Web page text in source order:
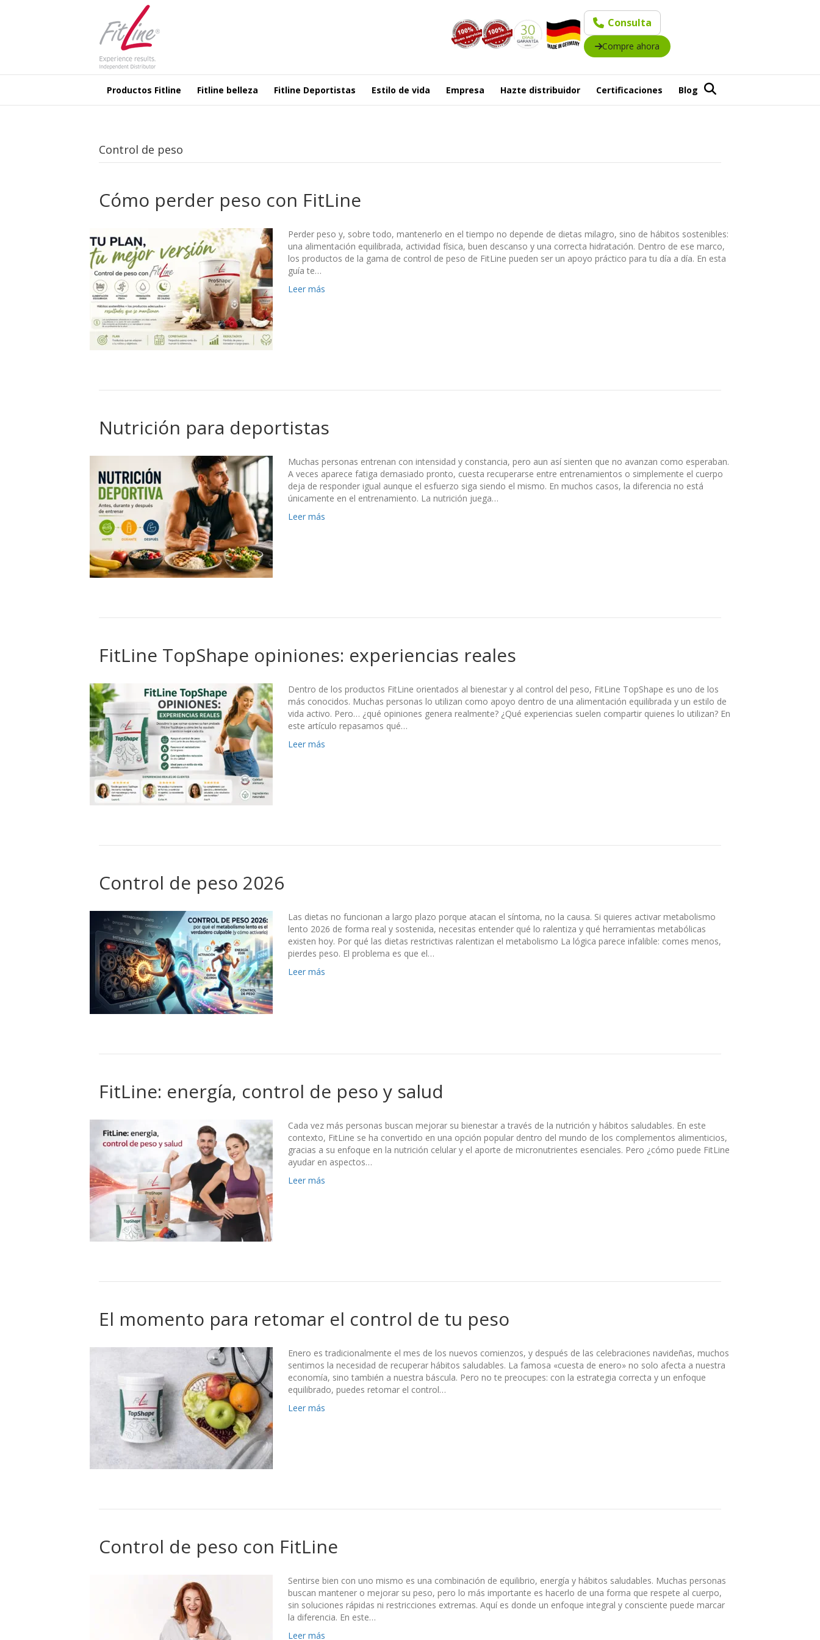
Consulta
Compre ahora
Productos Fitline Fitline belleza Fitline Deportistas Estilo de vida Empresa Hazte distribuidor Certificaciones Blog
Control de peso
Cómo perder peso con FitLine
Perder peso y, sobre todo, mantenerlo en el tiempo no depende de dietas milagro, sino de hábitos sostenibles:
una alimentación equilibrada, actividad física, buen descanso y una correcta hidratación. Dentro de ese marco,
los productos de la gama de control de peso de FitLine pueden ser un apoyo práctico para tu día a día. En esta
guía te…
Leer más
Nutrición para deportistas
Muchas personas entrenan con intensidad y constancia, pero aun así sienten que no avanzan como esperaban.
A veces aparece fatiga demasiado pronto, cuesta recuperarse entre entrenamientos o simplemente el cuerpo
deja de responder igual aunque el esfuerzo siga siendo el mismo. En muchos casos, la diferencia no está
únicamente en el entrenamiento. La nutrición juega…
Leer más
FitLine TopShape opiniones: experiencias reales
Dentro de los productos FitLine orientados al bienestar y al control del peso, FitLine TopShape es uno de los
más conocidos. Muchas personas lo utilizan como apoyo dentro de una alimentación equilibrada y un estilo de
vida activo. Pero… ¿qué opiniones genera realmente? ¿Qué experiencias suelen compartir quienes lo utilizan? En
este artículo repasamos qué…
Leer más
Control de peso 2026
Las dietas no funcionan a largo plazo porque atacan el síntoma, no la causa. Si quieres activar metabolismo
lento 2026 de forma real y sostenida, necesitas entender qué lo ralentiza y qué herramientas metabólicas
existen hoy. Por qué las dietas restrictivas ralentizan el metabolismo La lógica parece infalible: comes menos,
pierdes peso. El problema es que el…
Leer más
FitLine: energía, control de peso y salud
Cada vez más personas buscan mejorar su bienestar a través de la nutrición y hábitos saludables. En este
contexto, FitLine se ha convertido en una opción popular dentro del mundo de los complementos alimenticios,
gracias a su enfoque en la nutrición celular y el aporte de micronutrientes esenciales. Pero ¿cómo puede FitLine
ayudar en aspectos…
Leer más
El momento para retomar el control de tu peso
Enero es tradicionalmente el mes de los nuevos comienzos, y después de las celebraciones navideñas, muchos
sentimos la necesidad de recuperar hábitos saludables. La famosa «cuesta de enero» no solo afecta a nuestra
economía, sino también a nuestra báscula. Pero no te preocupes: con la estrategia correcta y un enfoque
equilibrado, puedes retomar el control…
Leer más
Control de peso con FitLine
Sentirse bien con uno mismo es una combinación de equilibrio, energía y hábitos saludables. Muchas personas
buscan mantener o mejorar su peso, pero lo más importante es hacerlo de una forma que respete al cuerpo,
sin soluciones rápidas ni restricciones extremas. Aquí es donde un enfoque integral y consciente puede marcar
la diferencia. En este…
Leer más